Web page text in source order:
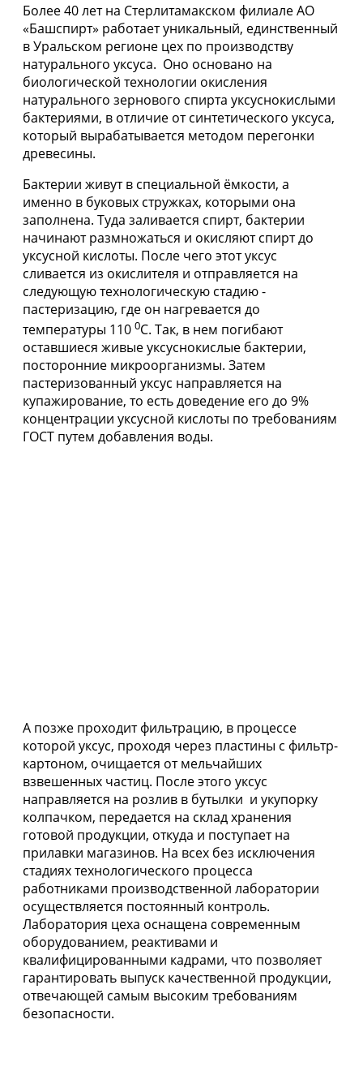
Более 40 лет на Стерлитамакском филиале АО
«Башспирт» работает уникальный, единственный
в Уральском регионе цех по производству
натурального уксуса. Оно основано на
биологической технологии окисления
натурального зернового спирта уксуснокислыми
бактериями, в отличие от синтетического уксуса,
который вырабатывается методом перегонки
древесины.
Бактерии живут в специальной ёмкости, а
именно в буковых стружках, которыми она
заполнена. Туда заливается спирт, бактерии
начинают размножаться и окисляют спирт до
уксусной кислоты. После чего этот уксус
сливается из окислителя и отправляется на
следующую технологическую стадию -
пастеризацию, где он нагревается до
температуры 110 0С. Так, в нем погибают
оставшиеся живые уксуснокислые бактерии,
посторонние микроорганизмы. Затем
пастеризованный уксус направляется на
купажирование, то есть доведение его до 9%
концентрации уксусной кислоты по требованиям
ГОСТ путем добавления воды.
А позже проходит фильтрацию, в процессе
которой уксус, проходя через пластины с фильтр-
картоном, очищается от мельчайших
взвешенных частиц. После этого уксус
направляется на розлив в бутылки и укупорку
колпачком, передается на склад хранения
готовой продукции, откуда и поступает на
прилавки магазинов. На всех без исключения
стадиях технологического процесса
работниками производственной лаборатории
осуществляется постоянный контроль.
Лаборатория цеха оснащена современным
оборудованием, реактивами и
квалифицированными кадрами, что позволяет
гарантировать выпуск качественной продукции,
отвечающей самым высоким требованиям
безопасности.